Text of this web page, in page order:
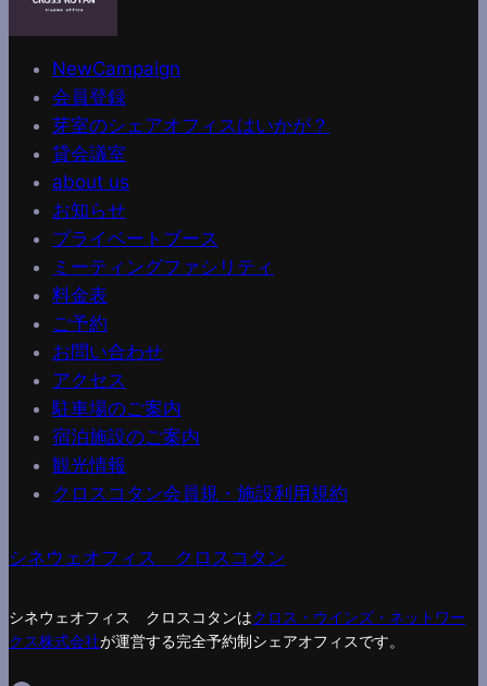
NewCampaign
会員登録
芽室のシェアオフィスはいかが？
貸会議室
about us
お知らせ
プライベートブース
ミーティングファシリティ
料金表
ご予約
お問い合わせ
アクセス
駐車場のご案内
宿泊施設のご案内
観光情報
クロスコタン会員規・施設利用規約
シネウェオフィス クロスコタン
シネウェオフィス クロスコタンはクロス・ウインズ・ネットワー
クス株式会社が運営する完全予約制シェアオフィスです。